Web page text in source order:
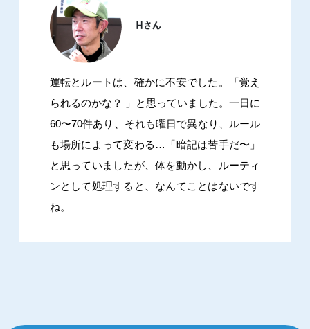
運転とルートは、確かに不安でした。「覚え
られるのかな？ 」と思っていました。一日に
60〜70件あり、それも曜日で異なり、ルール
も場所によって変わる…「暗記は苦手だ〜」
と思っていましたが、体を動かし、ルーティ
ンとして処理すると、なんてことはないです
ね。